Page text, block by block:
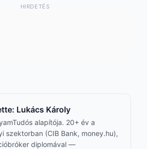
HIRDETÉS
Lukács Károly
alapítója. 20+ év a
szektorban (CIB Bank, money.hu),
diplomával —